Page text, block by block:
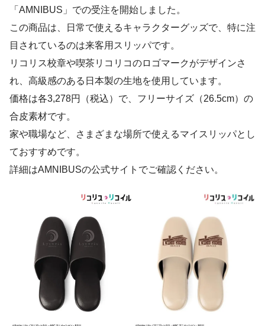
「AMNIBUS」での受注を開始しました。
この商品は、日常で使えるキャラクターグッズで、特に注
目されているのは来客用スリッパです。
リコリス校章や喫茶リコリコのロゴマークがデザインさ
れ、高級感のある日本製の生地を使用しています。
価格は各3,278円（税込）で、フリーサイズ（26.5cm）の
合皮素材です。
家や職場など、さまざまな場所で使えるマイスリッパとし
ておすすめです。
詳細はAMNIBUSの公式サイトでご確認ください。